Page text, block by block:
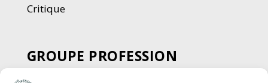
Critique
GROUPE PROFESSION
SPECTACLE